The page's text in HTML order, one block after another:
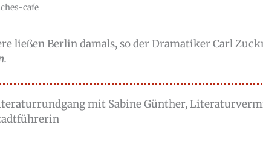
cafe
ließen Berlin damals, so der Dramatiker Carl
mit Sabine Günther,